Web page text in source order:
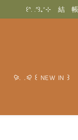
꒰ᐢ. .ᐢ꒱₊˚⊹　
꒰ᐢ. .ᐢ꒱₊˚⊹　
꒰ᐢ. .ᐢ꒱₊˚⊹　香　港　/
⪩. .⪨ ꒰ NEW IN ꒱